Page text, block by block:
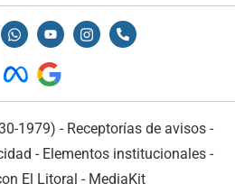
1979) - Receptorías de avisos -
- Elementos institucionales-
El Litoral - MediaKit